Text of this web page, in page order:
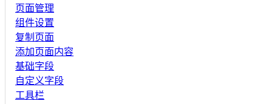
页面管理
组件设置
复制页面
添加页面内容
基础字段
自定义字段
工具栏